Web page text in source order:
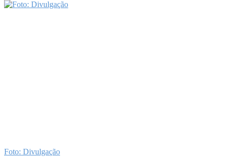
Foto: Divulgação